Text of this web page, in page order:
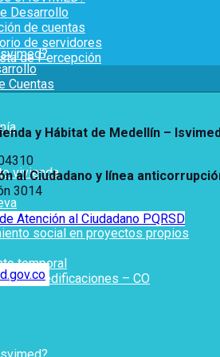
Cuentas
vivienda
familiar
social en proyectos propios
temporal
de edificaciones – CO
Desarrollo
de cuentas
de servidores
de Percepción
y Hábitat de Medellín –
al Ciudadano y línea
3014
Atención al Ciudadano PQRSD